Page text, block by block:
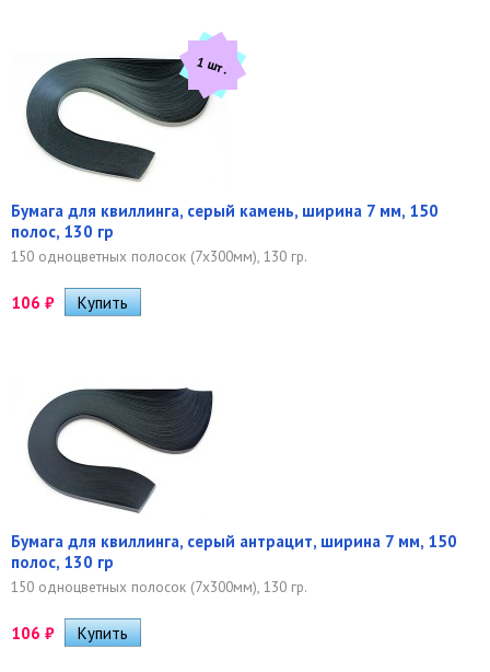
1 шт.
Бумага для квиллинга, серый камень, ширина 7 мм, 150
полос, 130 гр
150 одноцветных полосок (7х300мм), 130 гр.
106 ₽
Бумага для квиллинга, серый антрацит, ширина 7 мм, 150
полос, 130 гр
150 одноцветных полосок (7х300мм), 130 гр.
106 ₽